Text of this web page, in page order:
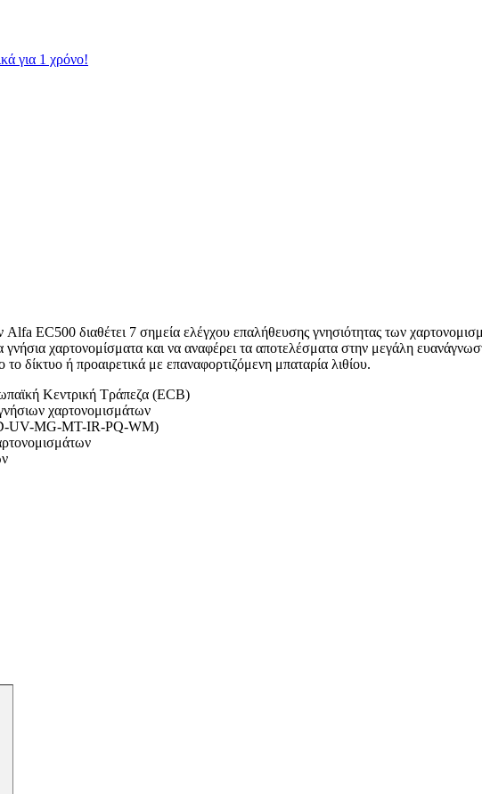
για 1 χρόνο!
EC500 διαθέτει 7 σημεία ελέγχου επαλήθευσης γνησιότητας των
χαρτονομίσματα και να αναφέρει τα αποτελέσματα στην μεγάλη
δίκτυο ή προαιρετικά με επαναφορτιζόμενη μπαταρία λιθίου.
Κεντρική Τράπεζα (ECB)
χαρτονομισμάτων
UV-MG-MT-IR-PQ-WM)